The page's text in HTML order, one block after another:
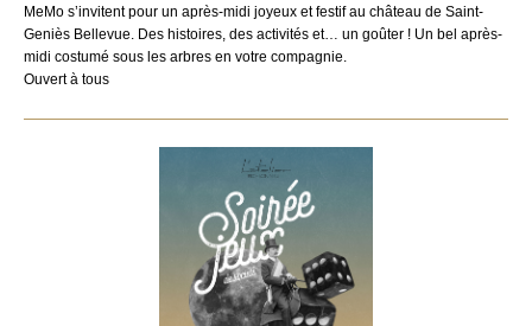
MeMo s’invitent pour un après-midi joyeux et festif au château de Saint-
Geniès Bellevue. Des histoires, des activités et… un goûter ! Un bel après-
midi costumé sous les arbres en votre compagnie.
Ouvert à tous